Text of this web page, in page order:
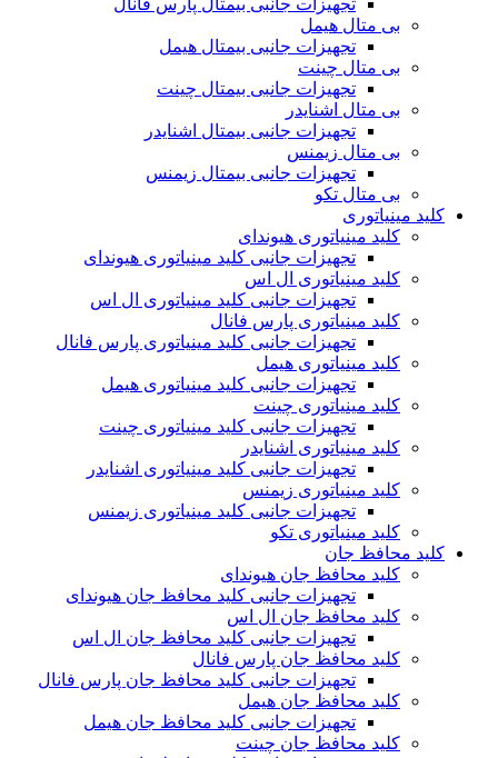
تجهیزات جانبی بیمتال پارس فانال
بی متال هیمل
تجهیزات جانبی بیمتال هیمل
بی متال چینت
تجهیزات جانبی بیمتال چینت
بی متال اشنایدر
تجهیزات جانبی بیمتال اشنایدر
بی متال زیمنس
تجهیزات جانبی بیمتال زیمنس
بی متال تکو
کلید مینیاتوری
کلید مینیاتوری هیوندای
تجهیزات جانبی کلید مینیاتوری هیوندای
کلید مینیاتوری ال اس
تجهیزات جانبی کلید مینیاتوری ال اس
کلید مینیاتوری پارس فانال
تجهیزات جانبی کلید مینیاتوری پارس فانال
کلید مینیاتوری هیمل
تجهیزات جانبی کلید مینیاتوری هیمل
کلید مینیاتوری چینت
تجهیزات جانبی کلید مینیاتوری چینت
کلید مینیاتوری اشنایدر
تجهیزات جانبی کلید مینیاتوری اشنایدر
کلید مینیاتوری زیمنس
تجهیزات جانبی کلید مینیاتوری زیمنس
کلید مینیاتوری تکو
کلید محافظ جان
کلید محافظ جان هیوندای
تجهیزات جانبی کلید محافظ جان هیوندای
کلید محافظ جان ال اس
تجهیزات جانبی کلید محافظ جان ال اس
کلید محافظ جان پارس فانال
تجهیزات جانبی کلید محافظ جان پارس فانال
کلید محافظ جان هیمل
تجهیزات جانبی کلید محافظ جان هیمل
کلید محافظ جان چینت